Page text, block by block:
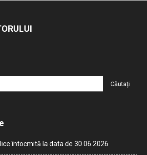
întocmită la data de 30.06.2026